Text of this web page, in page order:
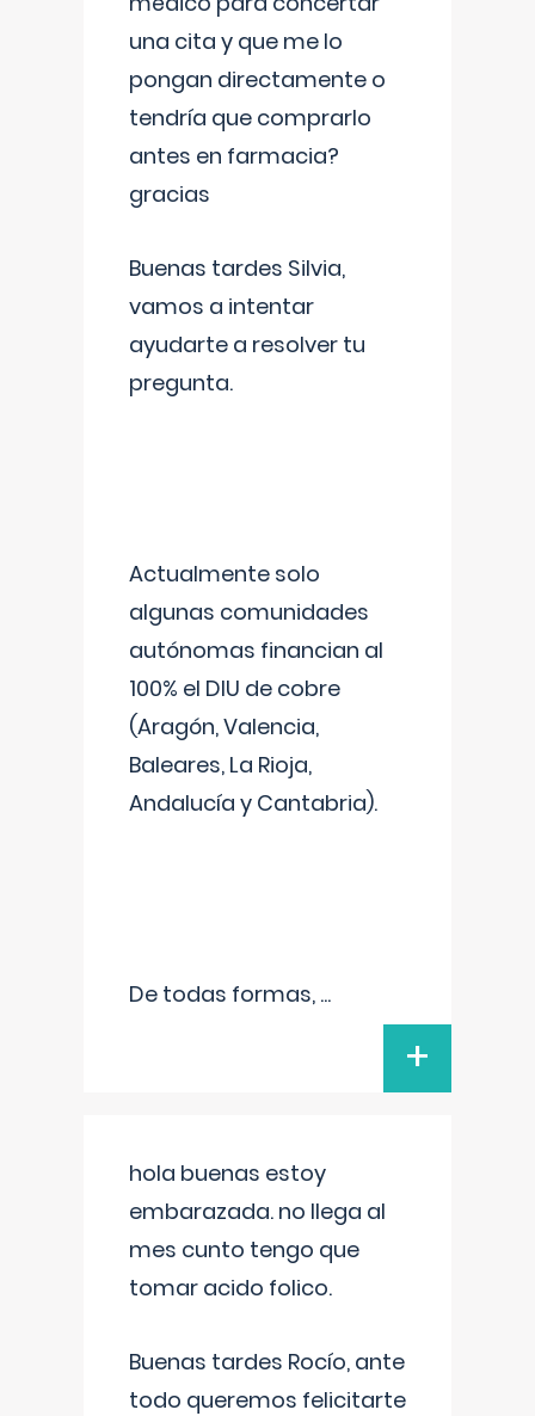
una cita y que me lo
pongan directamente o
tendría que comprarlo
antes en farmacia?
gracias
Buenas tardes Silvia,
vamos a intentar
ayudarte a resolver tu
pregunta.
Actualmente solo
algunas comunidades
autónomas financian al
100% el DIU de cobre
(Aragón, Valencia,
Baleares, La Rioja,
Andalucía y Cantabria).
De todas formas, ...
+
hola buenas estoy
embarazada. no llega al
mes cunto tengo que
tomar acido folico.
Buenas tardes Rocío, ante
todo queremos felicitarte